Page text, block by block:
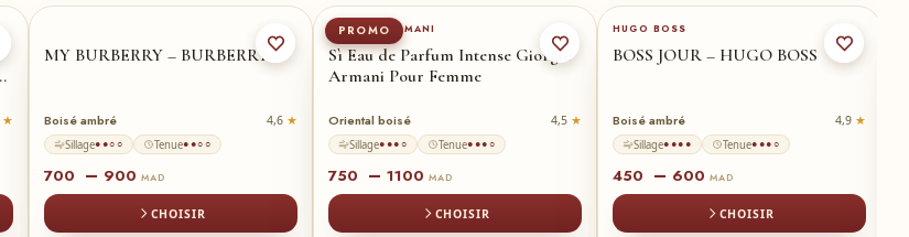
MY BURBERRY – BURBERRY
Boisé ambré 4,6
Sillage●●○○ Tenue●●○○
700 – 900 MAD
CHOISIR
PROMO
GIORGIO ARMANI
Sì Eau de Parfum Intense Giorgio
Armani Pour Femme
Oriental boisé 4,5
Sillage●●●○ Tenue●●●○
750 – 1100 MAD
CHOISIR
HUGO BOSS
BOSS JOUR – HUGO BOSS
Boisé ambré 4,9
Sillage●●●● Tenue●●●○
450 – 600 MAD
CHOISIR